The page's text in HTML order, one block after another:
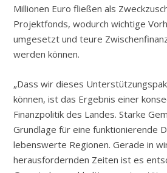
Millionen Euro fließen als
Projektfonds, wodurch wichtige
umgesetzt und teure
werden können.
„Dass wir dieses
können, ist das Ergebnis einer
Finanzpolitik des Landes. Starke
Grundlage für eine funktionierende
lebenswerte Regionen. Gerade in
herausfordernden Zeiten ist es